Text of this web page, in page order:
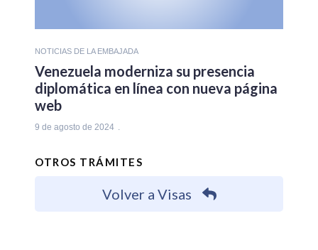
NOTICIAS DE LA EMBAJADA
Venezuela moderniza su presencia
diplomática en línea con nueva página
web
9 de agosto de 2024
OTROS TRÁMITES
Volver a Visas